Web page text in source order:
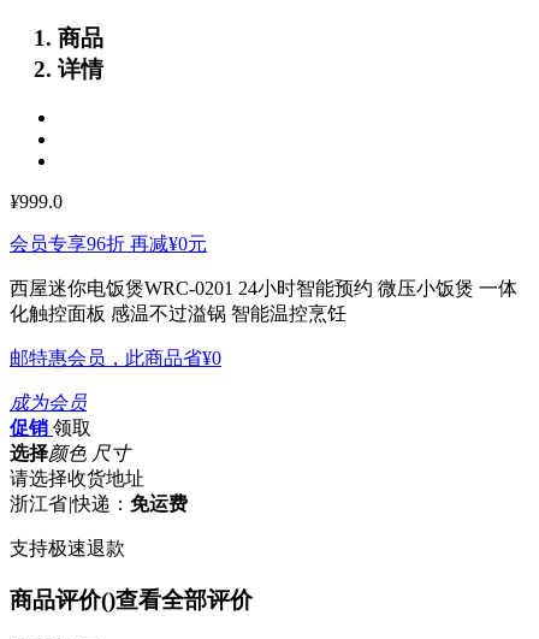
商品
详情
¥999.0
会员专享96折 再减¥0元
西屋迷你电饭煲WRC-0201 24小时智能预约 微压小饭煲 一体
化触控面板 感温不过溢锅 智能温控烹饪
邮特惠会员，此商品省¥0
成为会员
促销 领取
选择颜色 尺寸
请选择收货地址
浙江省|快递： 免运费
支持极速退款
商品评价()查看全部评价